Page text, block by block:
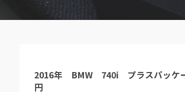
特別作業について
Special service
会社概要
Company
2016年 BMW 740i プラスパッケ
円